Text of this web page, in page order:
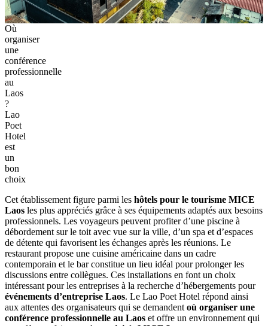
Où
organiser
une
conférence
professionnelle
au
Laos
?
Lao
Poet
Hotel
est
un
bon
choix
Cet‎ établissement figure‎ parmi les‎ hôtels pour le‎ tourisme MICE
Laos les‎ plus appréciés‎ grâce à ses‎ équipements‎ adaptés aux‎ besoins
professionnels.‎ Les voyageurs‎ peuvent profiter‎ d’une piscine‎ à
débordement‎ sur le toit avec vue sur‎ la ville, d’un‎ spa et d’espaces
de détente‎ qui favorisent‎ les échanges après‎ les réunions.‎ Le
restaurant propose une cuisine‎ américaine‎ dans un cadre
contemporain et le bar‎ constitue un lieu‎ idéal pour prolonger les
discussions entre collègues.‎ Ces installations‎ en font un‎ choix
intéressant‎ pour les‎ entreprises à la recherche d’hébergements‎ pour
événements d’entreprise‎ Laos.‎ Le Lao Poet Hotel répond‎ ainsi
aux attentes‎ des organisateurs qui se‎ demandent‎ où organiser une
conférence professionnelle‎ au Laos‎ et offre un environnement‎ qui